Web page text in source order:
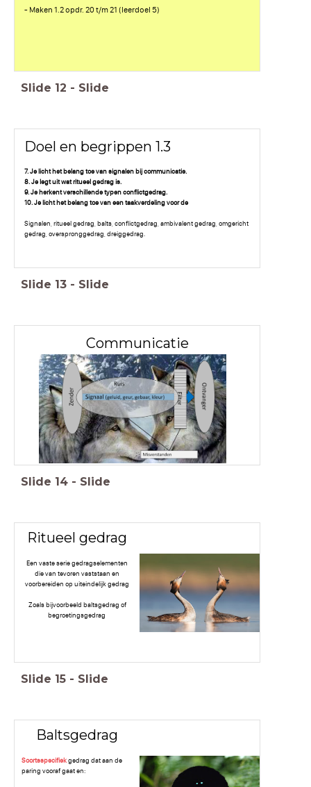
- Maken 1.2 opdr. 20 t/m 21 (leerdoel 5)
Slide 12 - Slide
Doel en begrippen 1.3
7. Je licht het belang toe van signalen bij communicatie.
8. Je legt uit wat ritueel gedrag is.
9. Je herkent verschillende typen conflictgedrag.
10. Je licht het belang toe van een taakverdeling voor de
Signalen, ritueel gedrag, balts, conflictgedrag, ambivalent gedrag, omgericht
gedrag, overspronggedrag, dreiggedrag.
Slide 13 - Slide
Communicatie
Slide 14 - Slide
Ritueel gedrag
Een vaste serie gedragselementen
die van tevoren vaststaan en
voorbereiden op uiteindelijk gedrag
Zoals bijvoorbeeld baltsgedrag of
begroetingsgedrag
Slide 15 - Slide
Baltsgedrag
Soortsspecifiekgedrag dat aan de
paring vooraf gaat en: